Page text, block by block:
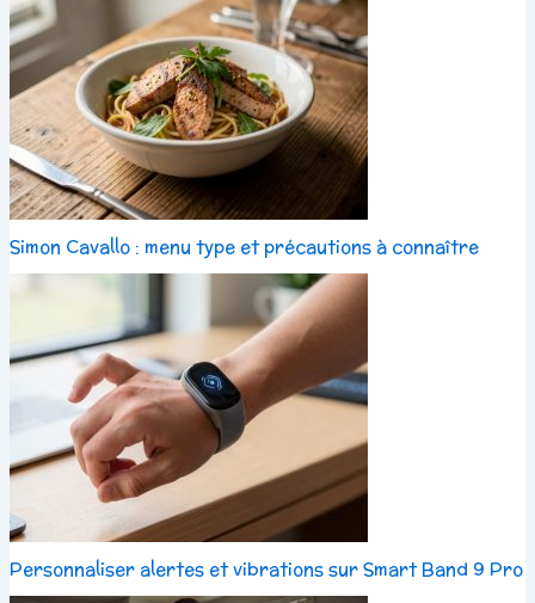
Simon Cavallo : menu type et précautions à connaître
Personnaliser alertes et vibrations sur Smart Band 9 Pro